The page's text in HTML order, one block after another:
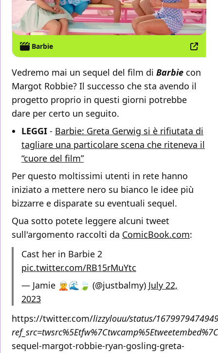
Barbie
Vedremo mai un sequel del film di Barbie con
Margot Robbie? Il successo che sta avendo il
progetto proprio in questi giorni potrebbe
dare per certo un seguito.
LEGGI - Barbie: Greta Gerwig si è rifiutata di
tagliare una particolare scena che riteneva il
“cuore del film”
Per questo moltissimi utenti in rete hanno
iniziato a mettere nero su bianco le idee più
bizzarre e disparate su eventuali sequel.
Qua sotto potete leggere alcuni tweet
sull'argomento raccolti da ComicBook.com:
Cast her in Barbie 2
pic.twitter.com/RB15rMuYtc
— Jamie 🧝🌊🍃 (@justbalmy) July 22,
2023
https://twitter.com/lizzylouu/status/
sequel-margot-robbie-ryan-gosling-greta-